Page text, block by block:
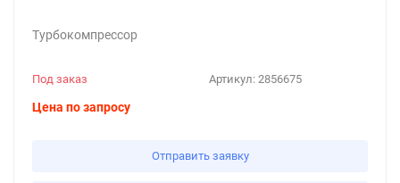
Турбокомпрессор
Артикул: 2856675
Под заказ
Цена по запросу
Отправить заявку